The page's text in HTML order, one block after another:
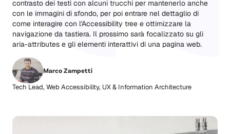
contrasto dei testi con alcuni trucchi per mantenerlo anche
con le immagini di sfondo, per poi entrare nel dettaglio di
come interagire con l'Accessibility tree e ottimizzare la
navigazione da tastiera. Il prossimo sarà focalizzato su gli
aria-attributes e gli elementi interattivi di una pagina web.
Marco Zampetti
Tech Lead, Web Accessibility, UX & Information Architecture